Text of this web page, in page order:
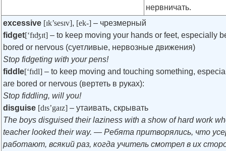
нервничать.
excessive [ɪk’sesɪv], [ek-] – чрезмерный
fidget[‘fɪʤɪt] – to keep moving your hands or feet, especially
bored or nervous (суетливые, нервозные движения)
Stop fidgeting with your pens!
fiddle[‘fɪdl] – to keep moving and touching something,
are bored or nervous (вертеть в руках):
Stop fiddling, will you!
disguise [dɪs’gaɪz] – утаивать, скрывать
The boys disguised their laziness with a show of hard work
teacher looked their way. — Ребята притворялись, что
работают, всякий раз, когда учитель смотрел в их